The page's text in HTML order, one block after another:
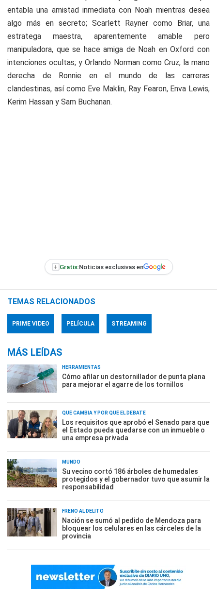
entabla una amistad inmediata con Noah mientras desea
algo más en secreto; Scarlett Rayner como Briar, una
estratega maestra, aparentemente amable pero
manipuladora, que se hace amiga de Noah en Oxford con
intenciones ocultas; y Orlando Norman como Cruz, la mano
derecha de Ronnie en el mundo de las carreras
clandestinas, así como Eve Maklin, Ray Fearon, Enva Lewis,
Kerim Hassan y Sam Buchanan.
+ Gratis:Noticias exclusivas en
TEMAS RELACIONADOS
PRIME VIDEO PELÍCULA STREAMING
MÁS LEÍDAS
HERRAMIENTAS
Cómo afilar un destornillador de punta plana
para mejorar el agarre de los tornillos
QUÉ CAMBIA Y POR QUÉ EL DEBATE
Los requisitos que aprobó el Senado para que
el Estado pueda quedarse con un inmueble o
una empresa privada
MUNDO
Su vecino cortó 186 árboles de humedales
protegidos y el gobernador tuvo que asumir la
responsabilidad
FRENO AL DELITO
Nación se sumó al pedido de Mendoza para
bloquear los celulares en las cárceles de la
provincia